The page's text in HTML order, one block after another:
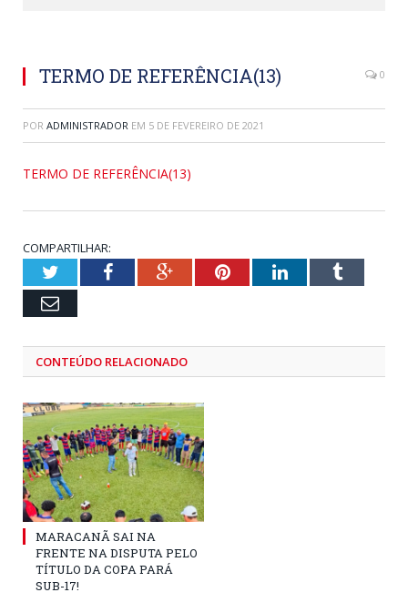
TERMO DE REFERÊNCIA(13) 0
POR ADMINISTRADOR EM 5 DE FEVEREIRO DE 2021
TERMO DE REFERÊNCIA(13)
COMPARTILHAR:
TwitterFacebookGoogle+PinterestLinkedInTumblr
Email
CONTEÚDO RELACIONADO
MARACANÃ SAI NA
FRENTE NA DISPUTA PELO
TÍTULO DA COPA PARÁ
SUB-17!